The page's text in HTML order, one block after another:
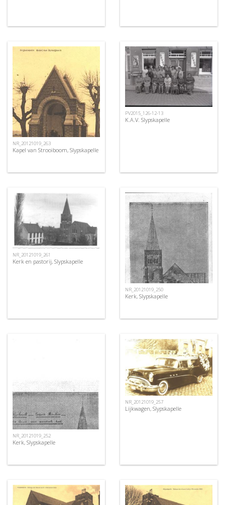
NR_20121019_263
Kapel van Strooiboom, Slypskapelle
PV2015_126-12-13
K.A.V. Slypskapelle
NR_20121019_261
Kerk en pastorij, Slypskapelle
NR_20121019_250
Kerk, Slypskapelle
NR_20121019_252
Kerk, Slypskapelle
NR_20121019_257
Lijkwagen, Slypskapelle